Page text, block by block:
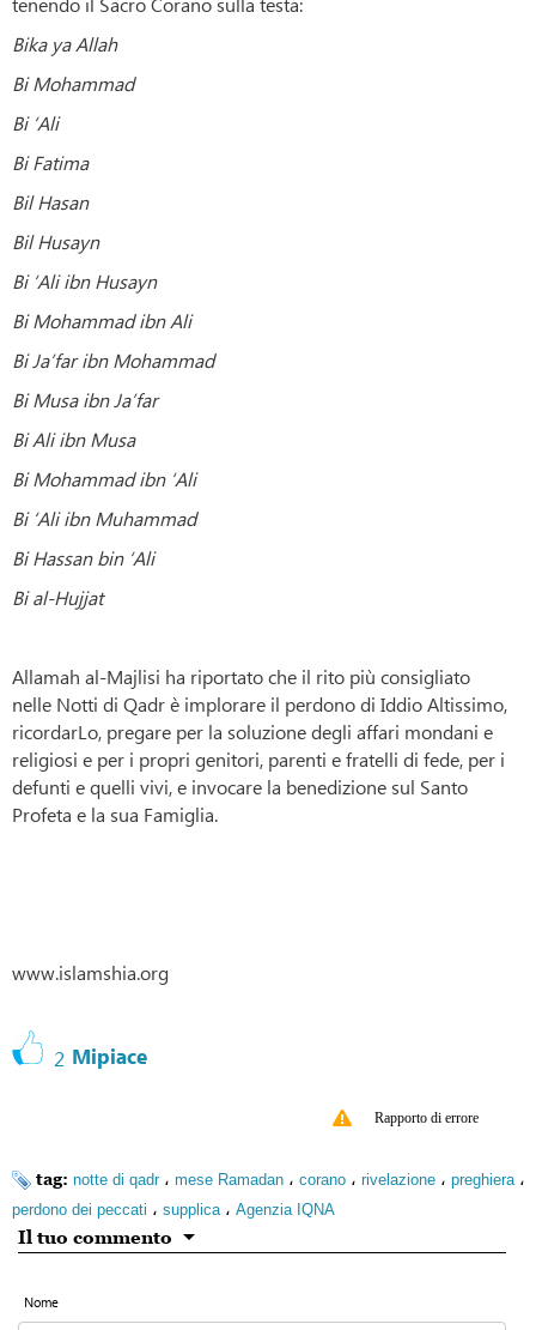
Bika ya Allah
Bi Mohammad
Bi ‘Ali
Bi Fatima
Bil Hasan
Bil Husayn
Bi ‘Ali ibn Husayn
Bi Mohammad ibn Ali
Bi Ja’far ibn Mohammad
Bi Musa ibn Ja’far
Bi Ali ibn Musa
Bi Mohammad ibn ‘Ali
Bi ‘Ali ibn Muhammad
Bi Hassan bin ‘Ali
Bi al-Hujjat
Allamah al-Majlisi ha riportato che il rito più consigliato
nelle Notti di Qadr è implorare il perdono di Iddio Altissimo,
ricordarLo, pregare per la soluzione degli affari mondani e
religiosi e per i propri genitori, parenti e fratelli di fede, per i
defunti e quelli vivi, e invocare la benedizione sul Santo
Profeta e la sua Famiglia.
www.islamshia.org
2 Mipiace
Rapporto di errore
tag: notte di qadr، mese Ramadan ، corano ، rivelazione ، preghiera ،
perdono dei peccati ، supplica ، Agenzia IQNA
Il tuo commento
Nome